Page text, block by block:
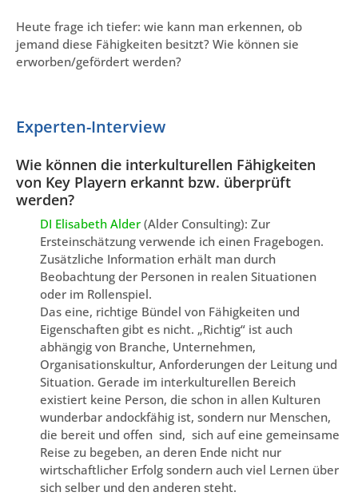
Heute frage ich tiefer: wie kann man erkennen, ob
jemand diese Fähigkeiten besitzt? Wie können sie
erworben/gefördert werden?
Experten-Interview
Wie können die interkulturellen Fähigkeiten
von Key Playern erkannt bzw. überprüft
werden?
DI Elisabeth Alder (Alder Consulting): Zur
Ersteinschätzung verwende ich einen Fragebogen.
Zusätzliche Information erhält man durch
Beobachtung der Personen in realen Situationen
oder im Rollenspiel.
Das eine, richtige Bündel von Fähigkeiten und
Eigenschaften gibt es nicht. „Richtig“ ist auch
abhängig von Branche, Unternehmen,
Organisationskultur, Anforderungen der Leitung und
Situation. Gerade im interkulturellen Bereich
existiert keine Person, die schon in allen Kulturen
wunderbar andockfähig ist, sondern nur Menschen,
die bereit und offen sind, sich auf eine gemeinsame
Reise zu begeben, an deren Ende nicht nur
wirtschaftlicher Erfolg sondern auch viel Lernen über
sich selber und den anderen steht.